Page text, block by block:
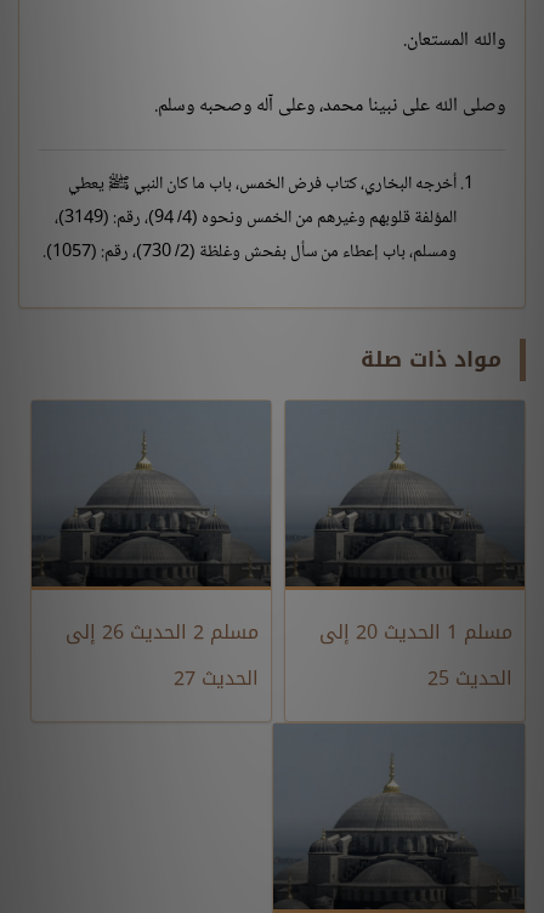
والله المستعان.
وصلى الله على نبينا محمد، وعلى آله وصحبه وسلم.
أخرجه البخاري، كتاب فرض الخمس، باب ما كان النبي ﷺ يعطي
المؤلفة قلوبهم وغيرهم من الخمس ونحوه (4/ 94)، رقم: (3149)،
ومسلم، باب إعطاء من سأل بفحش وغلظة (2/ 730)، رقم: (1057).
مواد ذات صلة
مسلم 1 الحديث 20 إلى
الحديث 25
مسلم 2 الحديث 26 إلى
الحديث 27